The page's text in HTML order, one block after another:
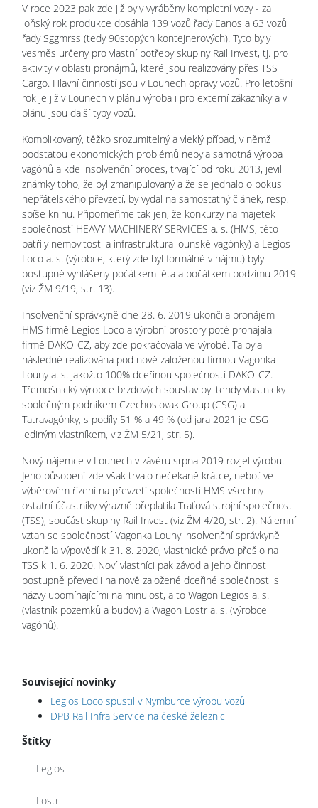
V roce 2023 pak zde již byly vyráběny kompletní vozy - za
loňský rok produkce dosáhla 139 vozů řady Eanos a 63 vozů
řady Sggmrss (tedy 90stopých kontejnerových). Tyto byly
vesměs určeny pro vlastní potřeby skupiny Rail Invest, tj. pro
aktivity v oblasti pronájmů, které jsou realizovány přes TSS
Cargo. Hlavní činností jsou v Lounech opravy vozů. Pro letošní
rok je již v Lounech v plánu výroba i pro externí zákazníky a v
plánu jsou další typy vozů.
Komplikovaný, těžko srozumitelný a vleklý případ, v němž
podstatou ekonomických problémů nebyla samotná výroba
vagónů a kde insolvenční proces, trvající od roku 2013, jevil
známky toho, že byl zmanipulovaný a že se jednalo o pokus
nepřátelského převzetí, by vydal na samostatný článek, resp.
spíše knihu. Připomeňme tak jen, že konkurzy na majetek
společností HEAVY MACHINERY SERVICES a. s. (HMS, této
patřily nemovitosti a infrastruktura lounské vagónky) a Legios
Loco a. s. (výrobce, který zde byl formálně v nájmu) byly
postupně vyhlášeny počátkem léta a počátkem podzimu 2019
(viz ŽM 9/19, str. 13).
Insolvenční správkyně dne 28. 6. 2019 ukončila pronájem
HMS firmě Legios Loco a výrobní prostory poté pronajala
firmě DAKO-CZ, aby zde pokračovala ve výrobě. Ta byla
následně realizována pod nově založenou firmou Vagonka
Louny a. s. jakožto 100% dceřinou společností DAKO-CZ.
Třemošnický výrobce brzdových soustav byl tehdy vlastnicky
společným podnikem Czechoslovak Group (CSG) a
Tatravagónky, s podíly 51 % a 49 % (od jara 2021 je CSG
jediným vlastníkem, viz ŽM 5/21, str. 5).
Nový nájemce v Lounech v závěru srpna 2019 rozjel výrobu.
Jeho působení zde však trvalo nečekaně krátce, neboť ve
výběrovém řízení na převzetí společnosti HMS všechny
ostatní účastníky výrazně přeplatila Traťová strojní společnost
(TSS), součást skupiny Rail Invest (viz ŽM 4/20, str. 2). Nájemní
vztah se společností Vagonka Louny insolvenční správkyně
ukončila výpovědí k 31. 8. 2020, vlastnické právo přešlo na
TSS k 1. 6. 2020. Noví vlastníci pak závod a jeho činnost
postupně převedli na nově založené dceřiné společnosti s
názvy upomínajícími na minulost, a to Wagon Legios a. s.
(vlastník pozemků a budov) a Wagon Lostr a. s. (výrobce
vagónů).
Související novinky
Legios Loco spustil v Nymburce výrobu vozů
DPB Rail Infra Service na české železnici
Štítky
Legios
Lostr